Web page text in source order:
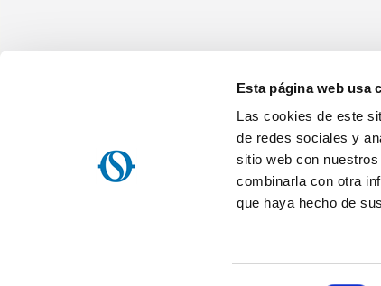
Esta página web usa
Las cookies de este
de redes sociales y
sitio web con
combinarla con otra
que haya hecho de
Olimpia Splendid Iberica, SL
Avenida Anselmo Lorenzo, 1 - 28830 San Fernando de
NIF: ES B84644186
Home
Nota informativa
Acuerdo de servicio de la OS Home / Olimpia Splendid s.p.a.